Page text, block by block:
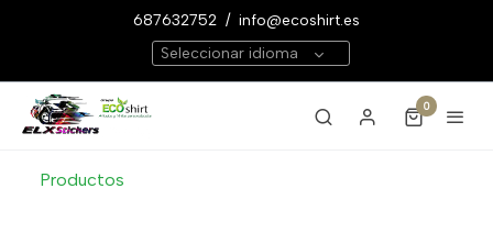
687632752 / info@ecoshirt.es
Seleccionar idioma
0
Productos